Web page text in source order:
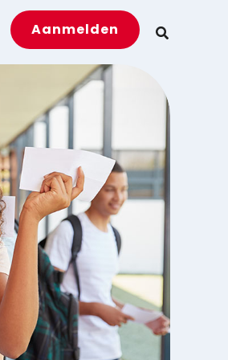
Aanmelden Zoeken